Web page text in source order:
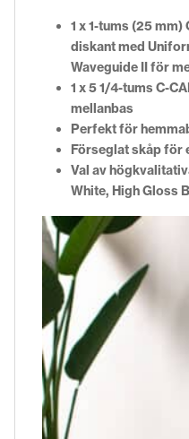
1 x 1-tums (25 mm)
diskant med
Waveguide II för
1 x 5 1/4-tums C-
mellanbas
Perfekt för
Förseglat skåp för
Val av
White, High Gloss